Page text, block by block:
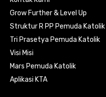
Grow Further & Level Up
Struktur R PP Pemuda Katolik
Tri Prasetya Pemuda Katolik
Visi Misi
Mars Pemuda Katolik
Aplikasi KTA